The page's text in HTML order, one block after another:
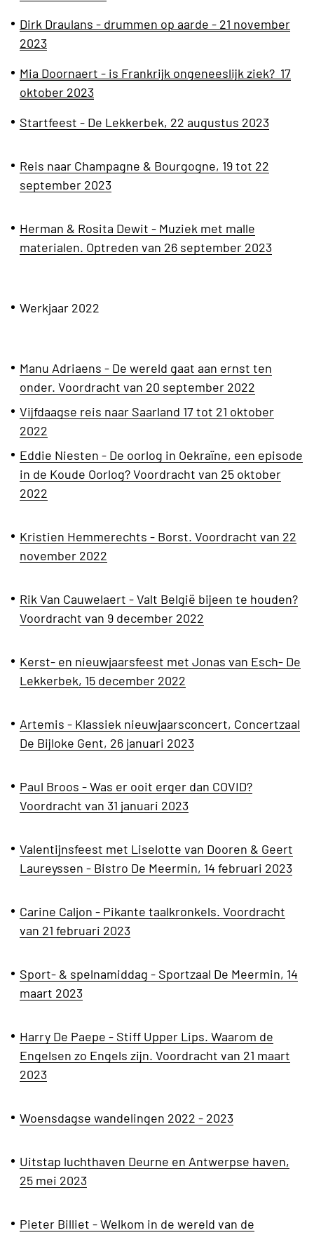
Dirk Draulans - drummen op aarde - 21 november
2023
Mia Doornaert - is Frankrijk ongeneeslijk ziek? 17
oktober 2023
Startfeest - De Lekkerbek, 22 augustus 2023
Reis naar Champagne & Bourgogne, 19 tot 22
september 2023
Herman & Rosita Dewit - Muziek met malle
materialen. Optreden van 26 september 2023
Werkjaar 2022
Manu Adriaens - De wereld gaat aan ernst ten
onder. Voordracht van 20 september 2022
Vijfdaagse reis naar Saarland 17 tot 21 oktober
2022
Eddie Niesten - De oorlog in Oekraïne, een episode
in de Koude Oorlog? Voordracht van 25 oktober
2022
Kristien Hemmerechts - Borst. Voordracht van 22
november 2022
Rik Van Cauwelaert - Valt België bijeen te houden?
Voordracht van 9 december 2022
Kerst- en nieuwjaarsfeest met Jonas van Esch- De
Lekkerbek, 15 december 2022
Artemis - Klassiek nieuwjaarsconcert, Concertzaal
De Bijloke Gent, 26 januari 2023
Paul Broos - Was er ooit erger dan COVID?
Voordracht van 31 januari 2023
Valentijnsfeest met Liselotte van Dooren & Geert
Laureyssen - Bistro De Meermin, 14 februari 2023
Carine Caljon - Pikante taalkronkels. Voordracht
van 21 februari 2023
Sport- & spelnamiddag - Sportzaal De Meermin, 14
maart 2023
Harry De Paepe - Stiff Upper Lips. Waarom de
Engelsen zo Engels zijn. Voordracht van 21 maart
2023
Woensdagse wandelingen 2022 - 2023
Uitstap luchthaven Deurne en Antwerpse haven,
25 mei 2023
Pieter Billiet - Welkom in de wereld van de